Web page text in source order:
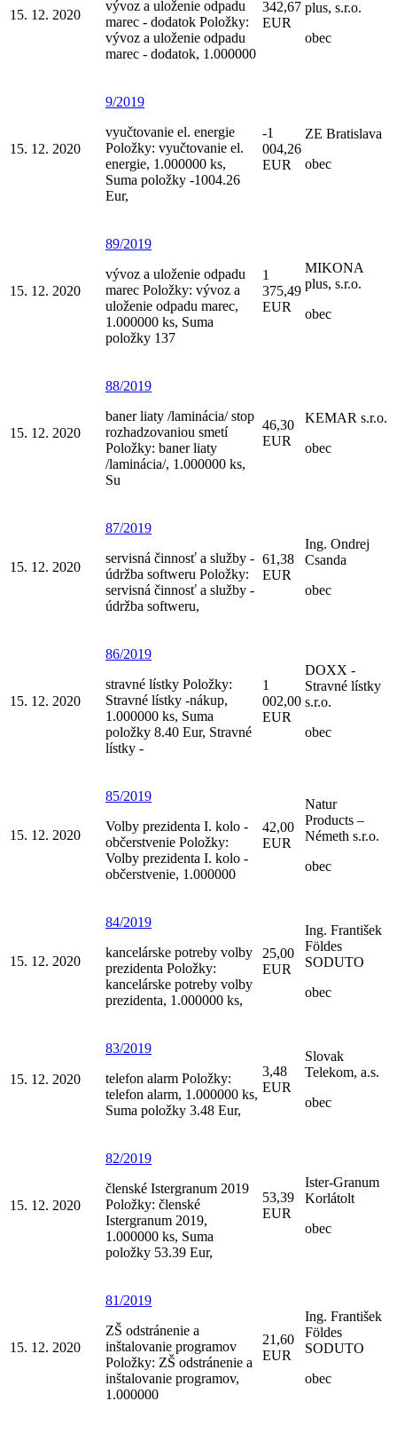
15. 12. 2020
vývoz a uloženie odpadu
marec - dodatok Položky:
vývoz a uloženie odpadu
marec - dodatok, 1.000000
342,67
EUR
plus, s.r.o.
obec
15. 12. 2020
9/2019
vyučtovanie el. energie
Položky: vyučtovanie el.
energie, 1.000000 ks,
Suma položky -1004.26
Eur,
-1
004,26
EUR
ZE Bratislava
obec
15. 12. 2020
89/2019
vývoz a uloženie odpadu
marec Položky: vývoz a
uloženie odpadu marec,
1.000000 ks, Suma
položky 137
1
375,49
EUR
MIKONA
plus, s.r.o.
obec
15. 12. 2020
88/2019
baner liaty /laminácia/ stop
rozhadzovaniou smetí
Položky: baner liaty
/laminácia/, 1.000000 ks,
Su
46,30
EUR
KEMAR s.r.o.
obec
15. 12. 2020
87/2019
servisná činnosť a služby -
údržba softweru Položky:
servisná činnosť a služby -
údržba softweru,
61,38
EUR
Ing. Ondrej
Csanda
obec
15. 12. 2020
86/2019
stravné lístky Položky:
Stravné lístky -nákup,
1.000000 ks, Suma
položky 8.40 Eur, Stravné
lístky -
1
002,00
EUR
DOXX -
Stravné lístky
s.r.o.
obec
15. 12. 2020
85/2019
Volby prezidenta I. kolo -
občerstvenie Položky:
Volby prezidenta I. kolo -
občerstvenie, 1.000000
42,00
EUR
Natur
Products –
Németh s.r.o.
obec
15. 12. 2020
84/2019
kancelárske potreby volby
prezidenta Položky:
kancelárske potreby volby
prezidenta, 1.000000 ks,
25,00
EUR
Ing. František
Földes
SODUTO
obec
15. 12. 2020
83/2019
telefon alarm Položky:
telefon alarm, 1.000000 ks,
Suma položky 3.48 Eur,
3,48
EUR
Slovak
Telekom, a.s.
obec
15. 12. 2020
82/2019
členské Istergranum 2019
Položky: členské
Istergranum 2019,
1.000000 ks, Suma
položky 53.39 Eur,
53,39
EUR
Ister-Granum
Korlátolt
obec
15. 12. 2020
81/2019
ZŠ odstránenie a
inštalovanie programov
Položky: ZŠ odstránenie a
inštalovanie programov,
1.000000
21,60
EUR
Ing. František
Földes
SODUTO
obec